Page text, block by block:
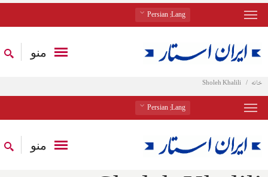
Lang
: Persian
منو
خانه Sholeh Khalili
Lang
: Persian
منو